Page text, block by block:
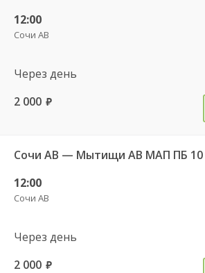
12:00
Сочи АВ
Через день
2 000 руб.
12:00
Сочи АВ
Через день
2 000 руб.